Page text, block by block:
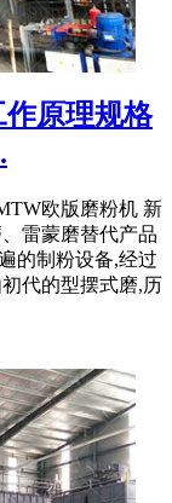
作原理规格
欧版磨粉机 新
雷蒙磨替代产品
的制粉设备,经过
代的型摆式磨,历